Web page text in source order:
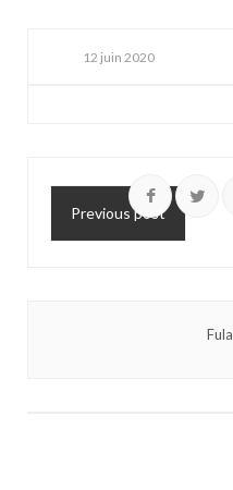
12 juin 2020
Previous post